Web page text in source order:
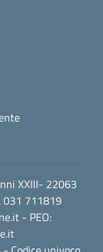
XXIII- 22063
031 711819
- PEO: